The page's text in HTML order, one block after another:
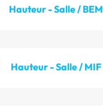
Hauteur - Salle / BEM
Hauteur - Salle / MIF